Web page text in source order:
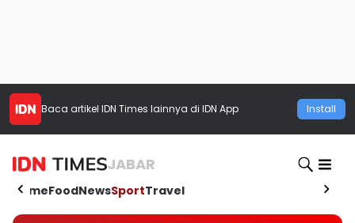
Baca artikel IDN Times lainnya di IDN App Install
JABAR
HomeFoodNewsSportTravel